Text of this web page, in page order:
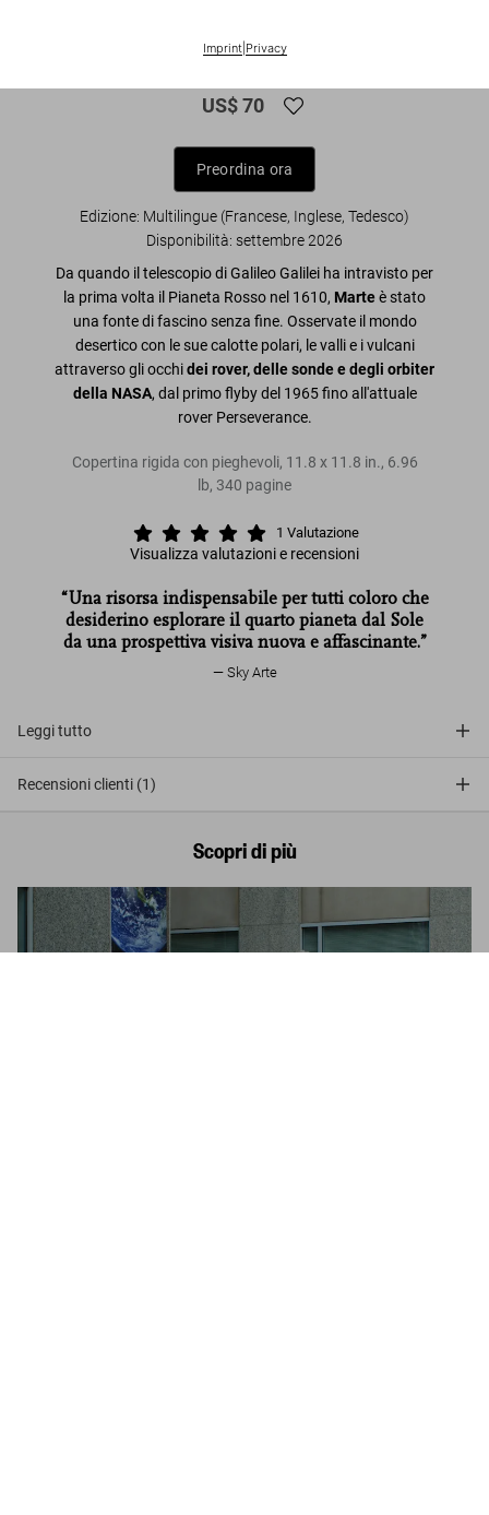
Imprint| Privacy
Archives
US$ 70
Preordina ora
Edizione: Multilingue (Francese, Inglese, Tedesco)
Disponibilità: settembre 2026
Da quando il telescopio di Galileo Galilei ha intravisto per
la prima volta il Pianeta Rosso nel 1610, Marteè stato
una fonte di fascino senza fine. Osservate il mondo
desertico con le sue calotte polari, le valli e i vulcani
attraverso gli occhidei rover, delle sonde e degli orbiter
della NASA, dal primo flyby del 1965 fino all'attuale
rover Perseverance.
Copertina rigida con pieghevoli, 11.8 x 11.8 in., 6.96
lb, 340 pagine
1 Valutazione
Visualizza valutazioni e recensioni
“Una risorsa indispensabile per tutti coloro che
desiderino esplorare il quarto pianeta dal Sole
da una prospettiva visiva nuova e affascinante.”
Sky Arte
Leggi tutto
Recensioni clienti (1)
Scopri di più